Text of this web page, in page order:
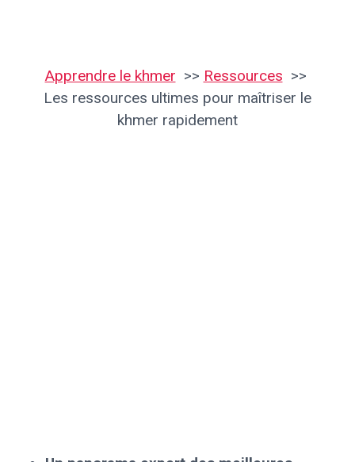
Apprendre le khmer
Ressources
Les ressources ultimes pour maîtriser le
khmer rapidement